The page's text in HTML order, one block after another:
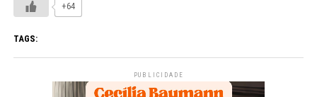
+64
TAGS:
PUBLICIDADE